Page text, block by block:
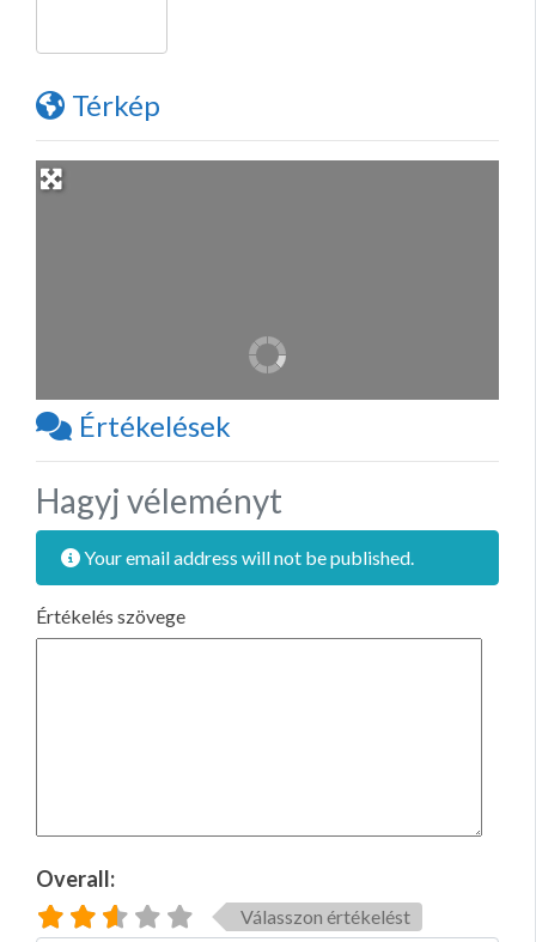
Térkép
Értékelések
Hagyj véleményt
Your email address will not be published.
Értékelés szövege
Overall:
Válasszon értékelést